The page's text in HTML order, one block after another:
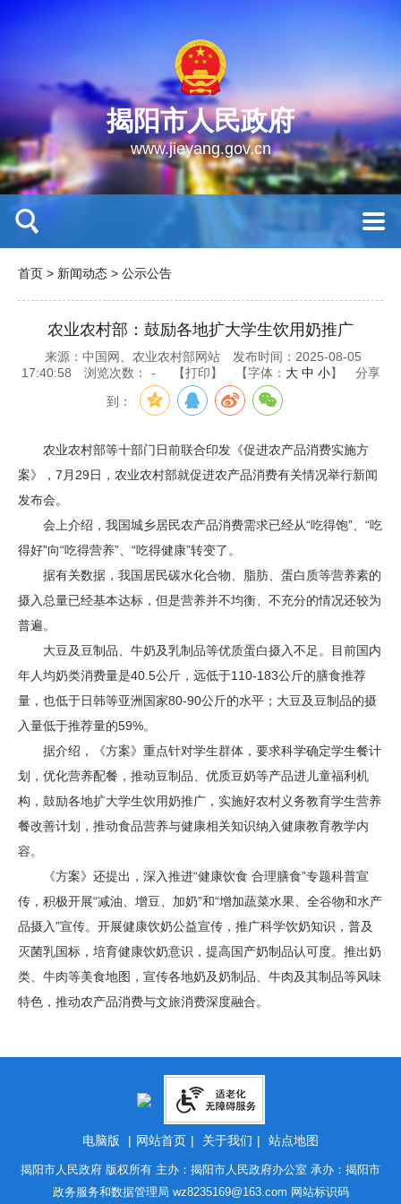
揭阳市人民政府
www.jieyang.gov.cn
首页 > 新闻动态 > 公示公告
农业农村部：鼓励各地扩大学生饮用奶推广
来源：中国网、农业农村部网站
发布时间：2025-08-05
17:40:58
浏览次数： - 【打印】 【字体： 大 中 小】 分享
到：
农业农村部等十部门日前联合印发《促进农产品消费实施方
案》，7月29日，农业农村部就促进农产品消费有关情况举行新闻
发布会。
会上介绍，我国城乡居民农产品消费需求已经从“吃得饱”、“吃
得好”向“吃得营养”、“吃得健康”转变了。
据有关数据，我国居民碳水化合物、脂肪、蛋白质等营养素的
摄入总量已经基本达标，但是营养并不均衡、不充分的情况还较为
普遍。
大豆及豆制品、牛奶及乳制品等优质蛋白摄入不足。目前国内
年人均奶类消费量是40.5公斤，远低于110-183公斤的膳食推荐
量，也低于日韩等亚洲国家80-90公斤的水平；大豆及豆制品的摄
入量低于推荐量的59%。
据介绍，《方案》重点针对学生群体，要求科学确定学生餐计
划，优化营养配餐，推动豆制品、优质豆奶等产品进儿童福利机
构，鼓励各地扩大学生饮用奶推广，实施好农村义务教育学生营养
餐改善计划，推动食品营养与健康相关知识纳入健康教育教学内
容。
《方案》还提出，深入推进“健康饮食 合理膳食”专题科普宣
传，积极开展“减油、增豆、加奶”和“增加蔬菜水果、全谷物和水产
品摄入”宣传。开展健康饮奶公益宣传，推广科学饮奶知识，普及
灭菌乳国标，培育健康饮奶意识，提高国产奶制品认可度。推出奶
类、牛肉等美食地图，宣传各地奶及奶制品、牛肉及其制品等风味
特色，推动农产品消费与文旅消费深度融合。
电脑版 | 网站首页 | 关于我们 | 站点地图
揭阳市人民政府 版权所有 主办：揭阳市人民政府办公室 承办：揭阳市
政务服务和数据管理局 wz8235169@163.com 网站标识码